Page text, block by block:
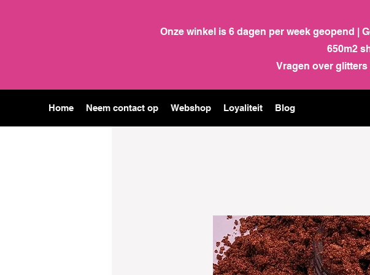
Home Neem contact op Webshop Loyaliteit Blog
Onze winkel is 6 dagen per week geopend |
650m2
Vragen over